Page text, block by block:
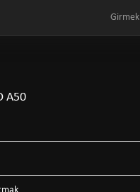
Girmek
A50